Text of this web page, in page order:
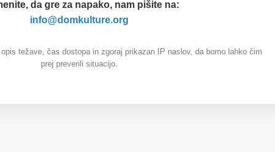
da gre za napako, nam pišite na:
info@domkulture.org
težave, čas dostopa in zgoraj prikazan IP naslov, da bomo lahko čim
prej preverili situacijo.